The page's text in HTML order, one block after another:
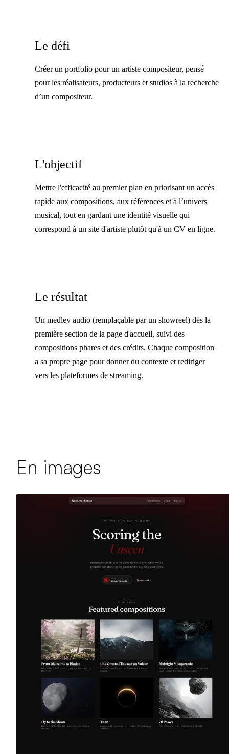
Le défi
Créer un portfolio pour un artiste compositeur, pensé
pour les réalisateurs, producteurs et studios à la recherche
d’un compositeur.
L'objectif
Mettre l'efficacité au premier plan en priorisant un accès
rapide aux compositions, aux références et à l’univers
musical, tout en gardant une identité visuelle qui
correspond à un site d'artiste plutôt qu'à un CV en ligne.
Le résultat
Un medley audio (remplaçable par un showreel) dès la
première section de la page d'accueil, suivi des
compositions phares et des crédits. Chaque composition
a sa propre page pour donner du contexte et rediriger
vers les plateformes de streaming.
En images